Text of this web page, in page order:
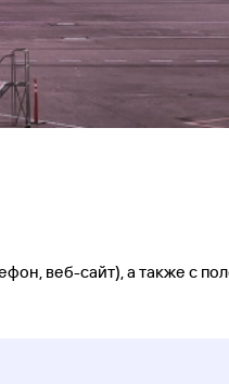
веб-сайт), а также с